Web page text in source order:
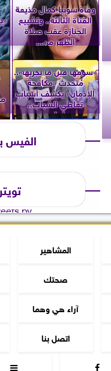
وفاة سونيا كمال مذيعة
القناة الثالثة.. وتشييع
الجنازة عقب صلاة
الظهر من...
«شوفها قبل ما تجربها»..
مُتحدث «مكافحة
الإدمان» يكشف أسباب
تعاطي الشباب..
ويُعلن...
الفيس
تويتر
by
المشاهير
صحتك
آراء هي وهما
اتصل بنا

